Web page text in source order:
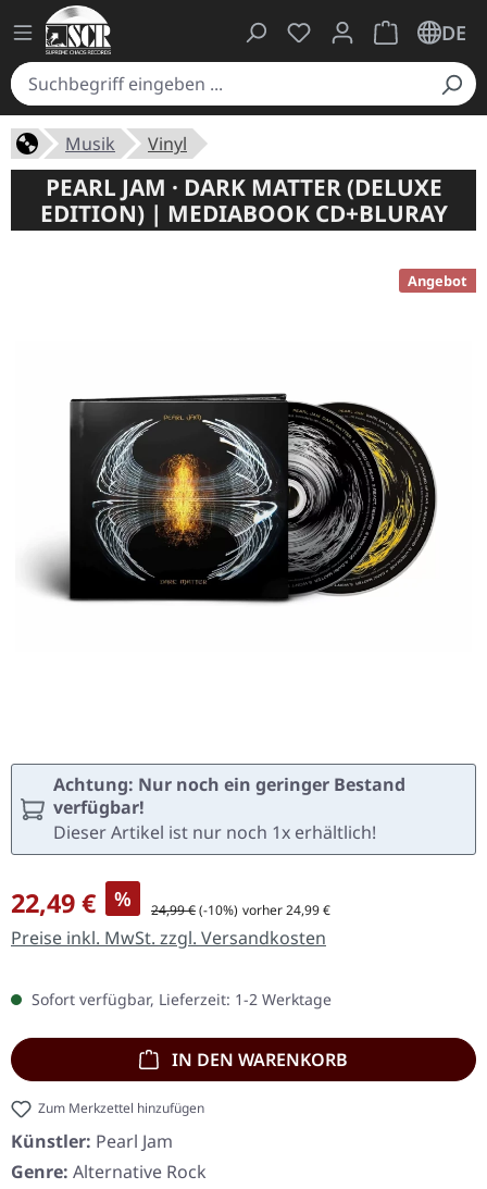
Du hast 0 Produkte
Warenkorb
DE
Musik Vinyl
PEARL JAM · DARK MATTER (DELUXE
EDITION) | MEDIABOOK CD+BLURAY
Angebot
Achtung: Nur noch ein geringer Bestand
verfügbar!
Dieser Artikel ist nur noch 1x erhältlich!
Verkaufspreis:
22,49 € % Regulärer Preis:
24,99 €(-10%) vorher 24,99 €
Preise inkl. MwSt. zzgl. Versandkosten
Sofort verfügbar, Lieferzeit: 1-2 Werktage
IN DEN WARENKORB
Zum Merkzettel hinzufügen
Künstler: Pearl Jam
Genre: Alternative Rock